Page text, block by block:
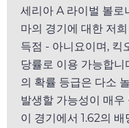
세리아 A 라이벌 볼로
마의 경기에 대한 저
득점 - 아니요이며, 킥
당률로 이용 가능합
의 확률 등급은 다소
발생할 가능성이 매우
이 경기에서 1.62의 배